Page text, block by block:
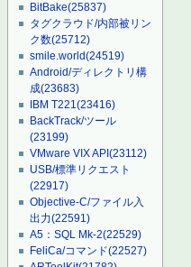
BitBake(25837)
タグクラウド/内部被リン
ク数(25712)
smile.world(24519)
Android/ディレクトリ構
成(23683)
IBM T221(23416)
BackTrack/ツール
(23199)
VMware VIX API(23112)
USB/標準リクエスト
(22917)
Objective-C/ファイル入
出力(22591)
A5：SQL Mk-2(22529)
FeliCa/コマンド(22527)